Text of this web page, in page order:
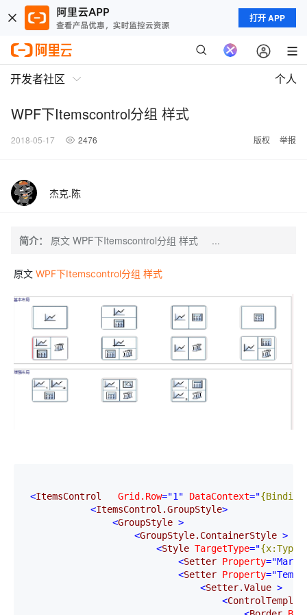
打开 APP
开发者社区 个人
WPF下Itemscontrol分组 样式
2018-05-17 2476 版权 举报
杰克.陈
简介： 原文 WPF下Itemscontrol分组 样式 ...
原文 WPF下Itemscontrol分组 样式
<ItemsControl Grid.Row="1" DataContext="
<ItemsControl.GroupStyle>
<GroupStyle >
<GroupStyle.ContainerStyle >
<Style TargetType="{x:Type
<Setter Property
<Setter Property
<Setter.Value >
<